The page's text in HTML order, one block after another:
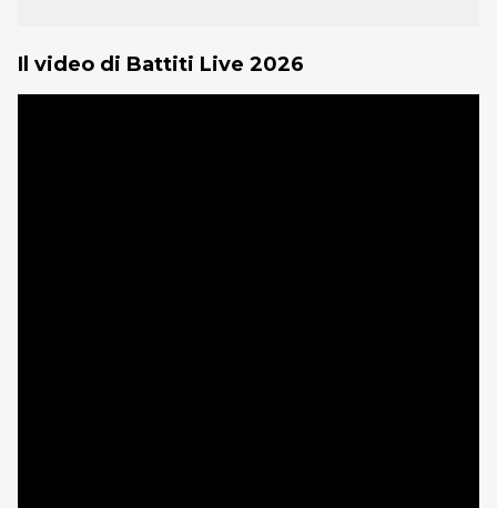
Il video di Battiti Live 2026